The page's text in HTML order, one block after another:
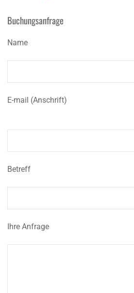
Buchungsanfrage
Name
E-mail (Anschrift)
Betreff
Ihre Anfrage